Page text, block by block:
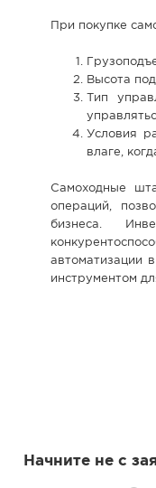
При покупке
Высота
Тип
Условия
влаге,
Самоходные
операций,
бизнеса.
автоматизации
инструментом
Начните не с